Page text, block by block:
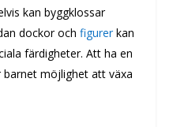
kan byggklossar
dockor och figurerkan
färdigheter. Att ha en
barnet möjlighet att växa